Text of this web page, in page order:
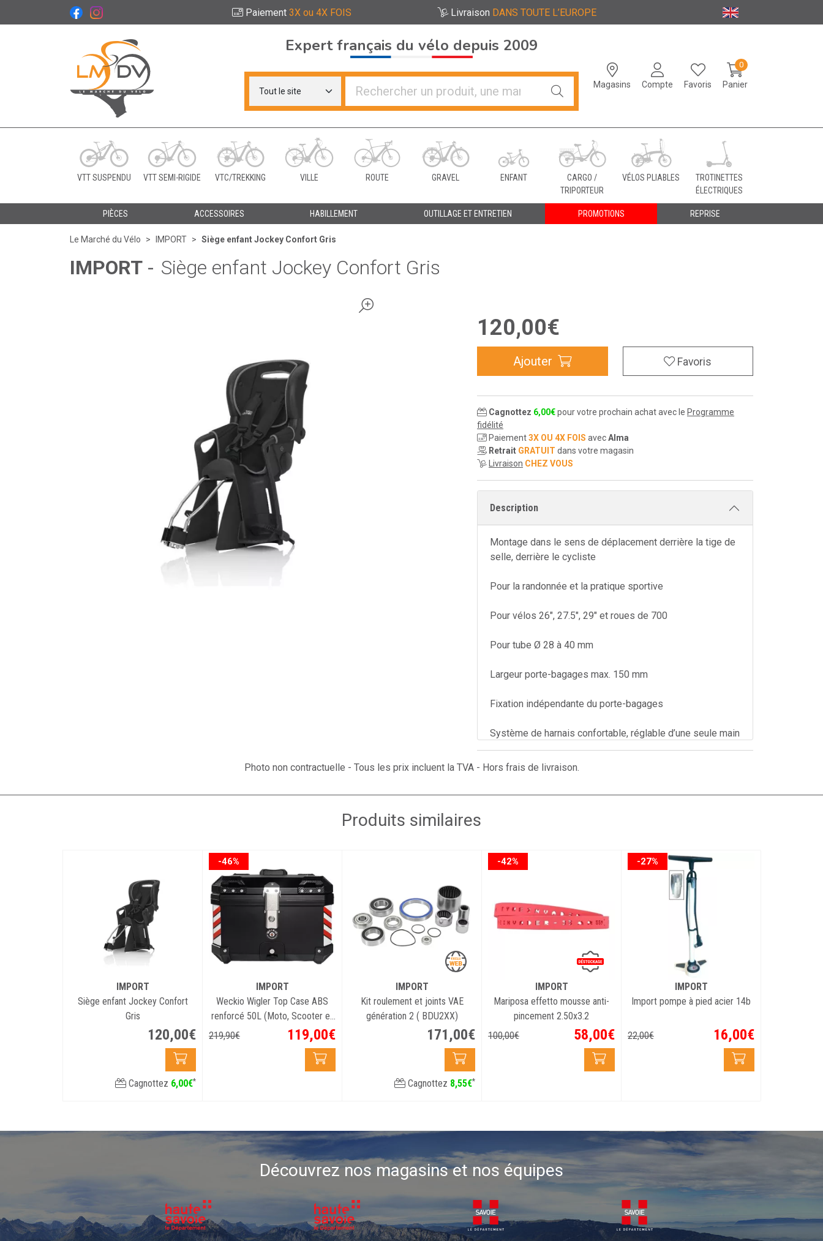
Paiement 3X ou 4X FOIS Livraison DANS TOUTE L’EUROPE
Le Marché du Vélo Votre distributeurs de vélo
Magasins Compte Favoris Panier
0
Expert français du vélo depuis 2009
VTT SUSPENDU VTT SEMI-RIGIDE VTC/TREKKING VILLE ROUTE GRAVEL ENFANT
CARGO /
TRIPORTEUR
VÉLOS PLIABLES
TROTINETTES
ÉLECTRIQUES
PIÈCES ACCESSOIRES HABILLEMENT OUTILLAGE ET ENTRETIEN PROMOTIONS REPRISE
Le Marché du Vélo IMPORT Siège enfant Jockey Confort Gris
IMPORT - Siège enfant Jockey Confort Gris
120,00€
Ajouter Favoris
Cagnottez 6,00€pour votre prochain achat avec le Programme
fidélité
Paiement3X OU 4X FOIS avecAlma
Retrait GRATUIT dans votre magasin
Livraison CHEZ VOUS
Description
Montage dans le sens de déplacement derrière la tige de
selle, derrière le cycliste
Pour la randonnée et la pratique sportive
Pour vélos 26", 27.5", 29" et roues de 700
Pour tube Ø 28 à 40 mm
Largeur porte-bagages max. 150 mm
Fixation indépendante du porte-bagages
Système de harnais confortable, réglable d’une seule main
Repose-pieds réglable
Housse réversible 2 couleurs
Charge maximale 22 kg
Réglage de tête réglage d'une main sur 9 positions!
Photo non contractuelle - Tous les prix incluent la TVA - Hors frais de livraison.
Produits similaires
IMPORT
Siège enfant Jockey Confort
Gris
120,00€
Cagnottez 6,00€*
-46%
IMPORT
Weckio Wigler Top Case ABS
renforcé 50L (Moto, Scooter et
219,90€ 119,00€
IMPORT
Kit roulement et joints VAE
génération 2 ( BDU2XX)
171,00€
Cagnottez 8,55€*
-42%
IMPORT
Mariposa effetto mousse anti-
pincement 2.50x3.2
100,00€ 58,00€
-27%
IMPORT
Import pompe à pied acier 14b
22,00€ 16,00€
Découvrez nos magasins et nos équipes